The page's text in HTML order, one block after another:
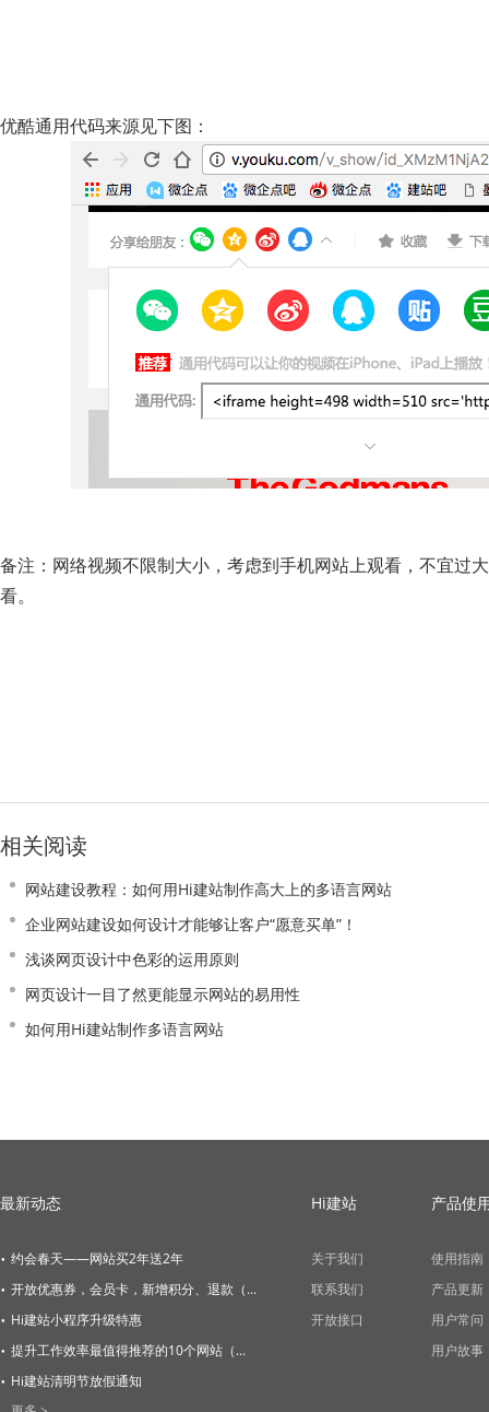
优酷通用代码来源见下图：
备注：网络视频不限制大小，考虑到手机网站上观看，不宜过
看。
相关阅读
网站建设教程：如何用Hi建站制作高大上的多语言网站
企业网站建设如何设计才能够让客户“愿意买单”！
浅谈网页设计中色彩的运用原则
网页设计一目了然更能显示网站的易用性
如何用Hi建站制作多语言网站
最新动态
· 约会春天——网站买2年送2年
· 开放优惠券，会员卡，新增积分、退款（...
· Hi建站小程序升级特惠
· 提升工作效率最值得推荐的10个网站（...
· Hi建站清明节放假通知
Hi建站
关于我们
联系我们
开放接口
产品使
使用指南
产品更新
用户常问
用户故事